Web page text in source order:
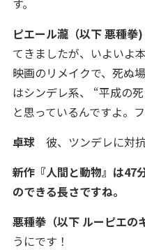
す。
ピエール瀧（以下 悪種拳)
てきましたが、いよいよ
映画のリメイクで、死ぬ
はシンデレ系、 “平成の
と思っているんですよ。フ
卓球 彼、ツンデレに対
新作『人間と動物』は47
のできる長さですね。
悪種拳（以下 ルーピエの
うにです！